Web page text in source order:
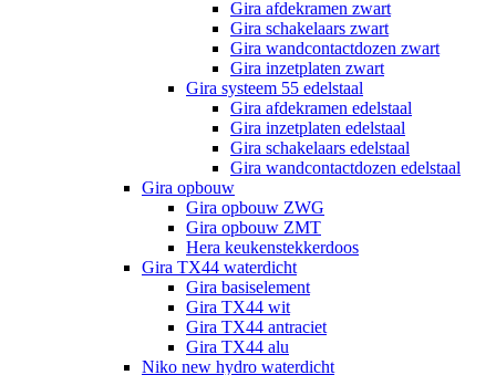
Gira afdekramen zwart
Gira schakelaars zwart
Gira wandcontactdozen zwart
Gira inzetplaten zwart
Gira systeem 55 edelstaal
Gira afdekramen edelstaal
Gira inzetplaten edelstaal
Gira schakelaars edelstaal
Gira wandcontactdozen edelstaal
Gira opbouw
Gira opbouw ZWG
Gira opbouw ZMT
Hera keukenstekkerdoos
Gira TX44 waterdicht
Gira basiselement
Gira TX44 wit
Gira TX44 antraciet
Gira TX44 alu
Niko new hydro waterdicht